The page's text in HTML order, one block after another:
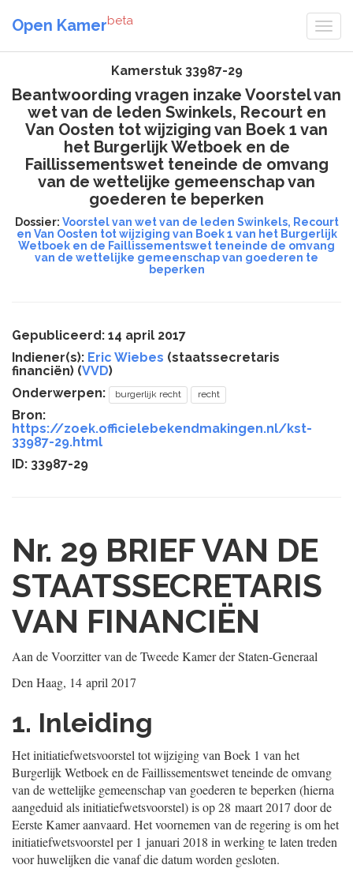
Open Kamerbeta
Kamerstuk 33987-29
Beantwoording vragen inzake Voorstel van
wet van de leden Swinkels, Recourt en
Van Oosten tot wijziging van Boek 1 van
het Burgerlijk Wetboek en de
Faillissementswet teneinde de omvang
van de wettelijke gemeenschap van
goederen te beperken
Dossier: Voorstel van wet van de leden Swinkels, Recourt
en Van Oosten tot wijziging van Boek 1 van het Burgerlijk
Wetboek en de Faillissementswet teneinde de omvang
van de wettelijke gemeenschap van goederen te
beperken
Gepubliceerd: 14 april 2017
Indiener(s): Eric Wiebes (staatssecretaris
financiën) (VVD)
Onderwerpen:
burgerlijk recht recht
Bron:
https://zoek.officielebekendmakingen.nl/kst-
33987-29.html
ID: 33987-29
Nr. 29 BRIEF VAN DE
STAATSSECRETARIS
VAN FINANCIËN
Aan de Voorzitter van de Tweede Kamer der Staten-Generaal
Den Haag, 14 april 2017
1. Inleiding
Het initiatiefwetsvoorstel tot wijziging van Boek 1 van het
Burgerlijk Wetboek en de Faillissementswet teneinde de omvang
van de wettelijke gemeenschap van goederen te beperken (hierna
aangeduid als initiatiefwetsvoorstel) is op 28 maart 2017 door de
Eerste Kamer aanvaard. Het voornemen van de regering is om het
initiatiefwetsvoorstel per 1 januari 2018 in werking te laten treden
voor huwelijken die vanaf die datum worden gesloten.